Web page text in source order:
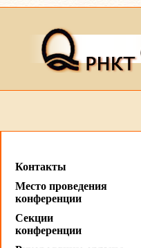
Контакты
Место проведения
конференции
Секции
конференции